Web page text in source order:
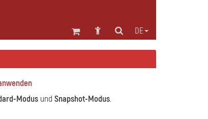
DE
Modus und Snapshot-Modus.